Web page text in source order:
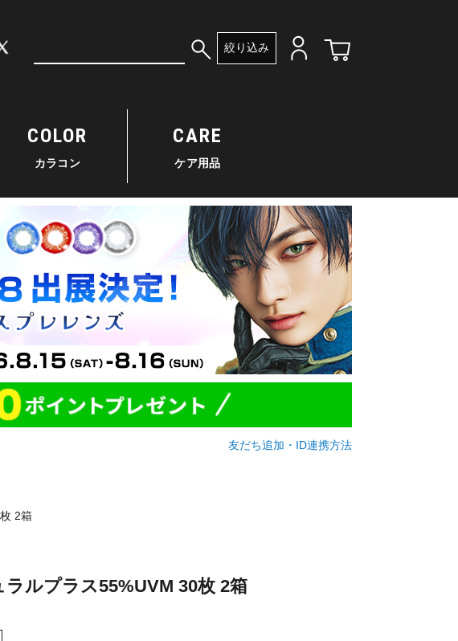
絞り込み
COLOR
カラコン
CARE
ケア用品
友だち追加・ID連携方法
2箱
ラルプラス55%UVM 30枚 2箱